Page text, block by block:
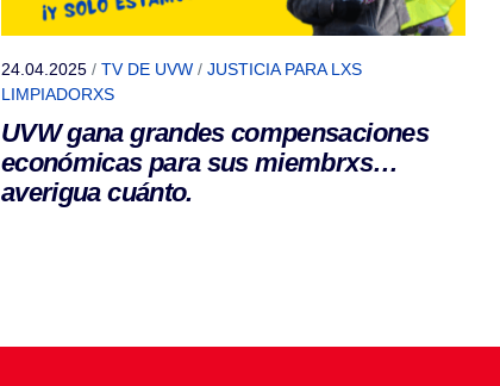
24.04.2025 / TV DE UVW / JUSTICIA PARA LXS
LIMPIADORXS
UVW gana grandes compensaciones
económicas para sus miembrxs…
averigua cuánto.